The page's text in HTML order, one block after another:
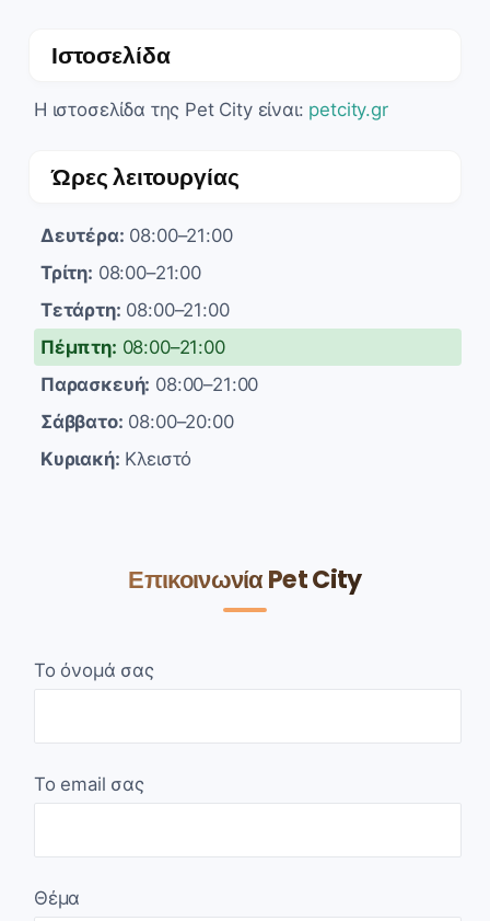
Ιστοσελίδα
Η ιστοσελίδα της Pet City είναι: petcity.gr
Ώρες λειτουργίας
Δευτέρα: 08:00–21:00
Τρίτη: 08:00–21:00
Τετάρτη: 08:00–21:00
Πέμπτη: 08:00–21:00
Παρασκευή: 08:00–21:00
Σάββατο: 08:00–20:00
Κυριακή: Κλειστό
Επικοινωνία Pet City
Το όνομά σας
Το email σας
Θέμα